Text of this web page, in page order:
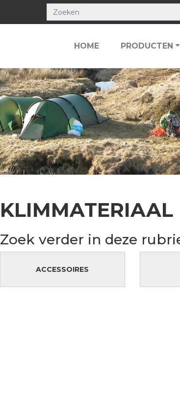
HOME PRODUCTEN
KLIMMATERIAAL
Zoek verder in deze
ACCESSOIRES